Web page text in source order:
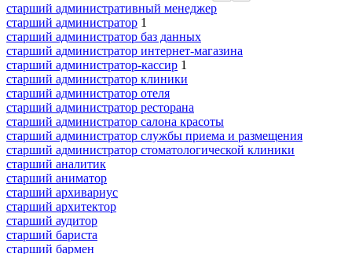
старший административный менеджер
старший администратор 1
старший администратор баз данных
старший администратор интернет-магазина
старший администратор-кассир 1
старший администратор клиники
старший администратор отеля
старший администратор ресторана
старший администратор салона красоты
старший администратор службы приема и размещения
старший администратор стоматологической клиники
старший аналитик
старший аниматор
старший архивариус
старший архитектор
старший аудитор
старший бариста
старший бармен